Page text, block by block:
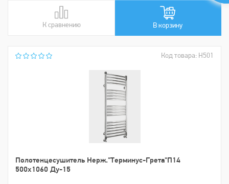
К сравнению
В сравнении В корзину
Код товара: Н501
Пoлoтенцеcушитель Нерж."Tерминус-Грета"П14
500х1060 Ду-15